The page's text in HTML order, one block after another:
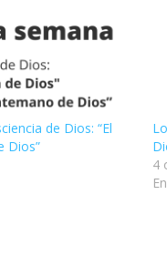
de Dios: “El
Dios”
4